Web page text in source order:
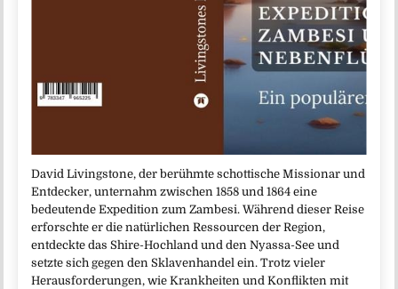
David Livingstone, der berühmte schottische Missionar und
Entdecker, unternahm zwischen 1858 und 1864 eine
bedeutende Expedition zum Zambesi. Während dieser Reise
erforschte er die natürlichen Ressourcen der Region,
entdeckte das Shire-Hochland und den Nyassa-See und
setzte sich gegen den Sklavenhandel ein. Trotz vieler
Herausforderungen, wie Krankheiten und Konflikten mit